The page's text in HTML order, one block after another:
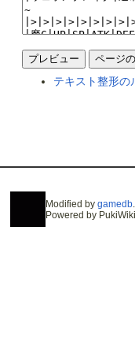
テキスト整形の
Modified bygamedb.
Powered by